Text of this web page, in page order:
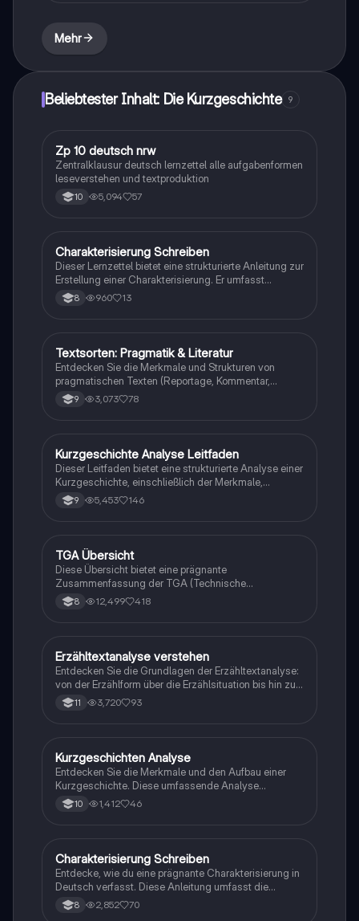
Literaturwissenschaft.
Mehr
Beliebtester Inhalt: Die Kurzgeschichte 9
Deutsch
Zp 10 deutsch nrw
Zentralklausur deutsch lernzettel alle aufgabenformen
leseverstehen und textproduktion
10 5,094 57
Deutsch
Charakterisierung Schreiben
Dieser Lernzettel bietet eine strukturierte Anleitung zur
Erstellung einer Charakterisierung. Er umfasst
wichtige Elemente wie Einleitung, Hauptteil und
Schluss, sowie Tipps zur Analyse von Figuren, deren
Schüler, die ihre Schreibfähigkeiten verbessern
möchten.
8 960 13
Deutsch
Textsorten: Pragmatik & Literatur
Entdecken Sie die Merkmale und Strukturen von
pragmatischen Texten (Reportage, Kommentar,
Glosse) und literarischen Texten (Kurzgeschichte,
Romanauszug). Diese Zusammenfassung bietet
die Vorbereitung auf die Abschlussprüfung Deutsch
TGA.
9 3,073 78
Deutsch
Kurzgeschichte Analyse Leitfaden
Dieser Leitfaden bietet eine strukturierte Analyse einer
Kurzgeschichte, einschließlich der Merkmale,
Erzähltechnik und Charakterisierung. Er umfasst eine
Einleitung, einen Hauptteil mit Inhaltsangabe und
Literaturwissenschaft.
9 5,453 146
Deutsch
TGA Übersicht
Diese Übersicht bietet eine prägnante
Zusammenfassung der TGA (Technische
Gebäudeausrüstung) und ihrer wichtigsten Aspekte.
Ideal für Studierende, die sich schnell einen Überblick
8 12,499 418
Deutsch
Erzähltextanalyse verstehen
Entdecken Sie die Grundlagen der Erzähltextanalyse:
von der Erzählform über die Erzählsituation bis hin zu
Zeitstruktur und -gestaltung. Diese detaillierte
Analyse bietet Ihnen einen klaren Leitfaden für die
Literaturwissenschaft.
11 3,720 93
Deutsch
Kurzgeschichten Analyse
Entdecken Sie die Merkmale und den Aufbau einer
Kurzgeschichte. Diese umfassende Analyse
behandelt die Inhaltsangabe, Erzählperspektiven,
stilistische Mittel und rhetorische Figuren. Ideal für
Aspekte der literarischen Analyse und praktische
Beispiele.
10 1,412 46
Deutsch
Charakterisierung Schreiben
Entdecke, wie du eine prägnante Charakterisierung in
Deutsch verfasst. Diese Anleitung umfasst die
wichtigsten Elemente wie Einleitung, Hauptteil und
Schluss, einschließlich der Analyse von Aussehen,
8 2,852 70